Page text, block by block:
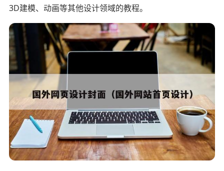
3D建模、动画等其他设计领域的教程。